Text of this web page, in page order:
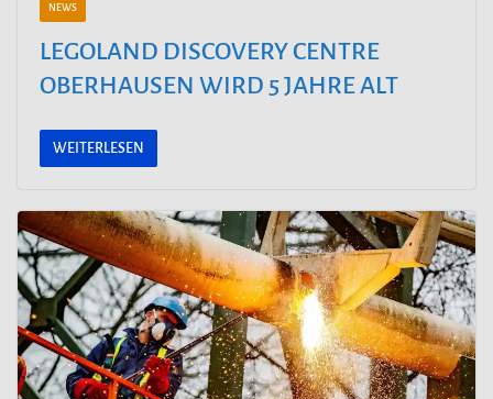
NEWS
LEGOLAND DISCOVERY CENTRE
OBERHAUSEN WIRD 5 JAHRE ALT
WEITERLESEN